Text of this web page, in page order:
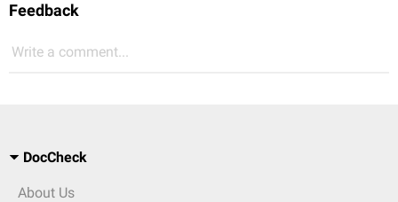
Feedback
Write a comment...
DocCheck
About Us